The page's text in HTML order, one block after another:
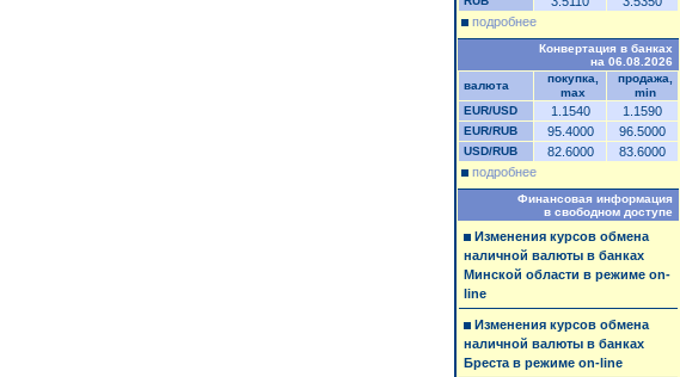
подробнее
Конвертация в банках
на 06.08.2026
валюта
покупка,
max
продажа,
min
EUR/USD
1.1540 1.1590
EUR/RUB 95.4000 96.5000
USD/RUB 82.6000
83.6000
подробнее
Финансовая информация
в свободном доступе
Изменения курсов обмена
наличной валюты в банках
Минской области в режиме on-
line
Изменения курсов обмена
наличной валюты в банках
Бреста в режиме on-line